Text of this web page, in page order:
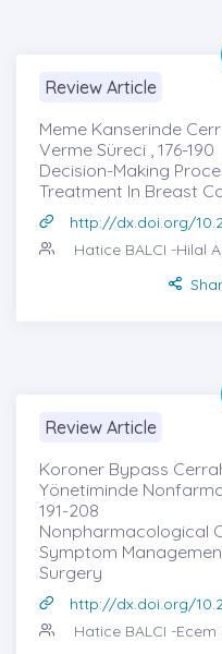
Review Article
Meme Kanserinde
Verme Süreci , 176-190
Decision-Making
Treatment In Breast
http://dx.doi.org/
Hatice BALCI -Hilal
Review Article
Koroner Bypass
Yönetiminde
191-208
Nonpharmacological
Symptom
Surgery
http://dx.doi.org/
Hatice BALCI -Ecem